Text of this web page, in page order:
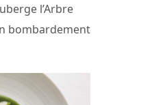
l’Arbre
bombardement